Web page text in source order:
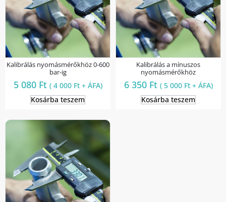
Kalibrálás nyomásmérőkhöz 0-600
bar-ig
5 080 Ft ( 4 000 Ft+ ÁFA)
Kosárba teszem
Kalibrálás a mínuszos
nyomásmérőkhöz
6 350 Ft ( 5 000 Ft+ ÁFA)
Kosárba teszem